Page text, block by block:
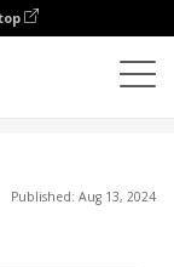
Published: Aug 13, 2024